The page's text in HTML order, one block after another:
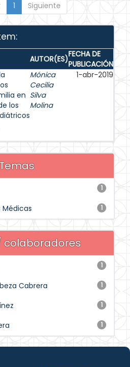
1 Siguiente
AUTOR(ES)FECHA DE
PUBLICACIÓN
en
los
Mónica
Cecilia
Silva
Molina
1-abr-2019
1
1
Médicas
colaboradores
1
1
Cabrera
1
1